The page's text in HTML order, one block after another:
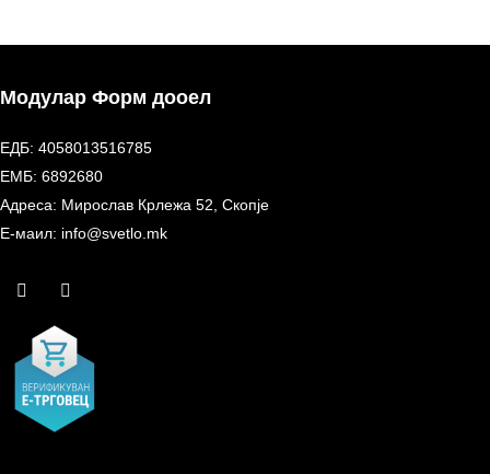
Модулар Форм дооел
ЕДБ: 4058013516785
ЕМБ: 6892680
Адреса: Мирослав Крлежа 52, Скопје
Е-маил: info@svetlo.mk